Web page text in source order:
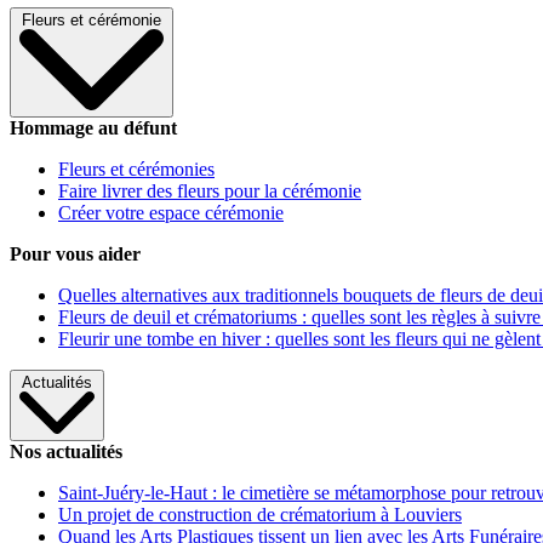
Fleurs et cérémonie
Hommage au défunt
Fleurs et cérémonies
Faire livrer des fleurs pour la cérémonie
Créer votre espace cérémonie
Pour vous aider
Quelles alternatives aux traditionnels bouquets de fleurs de
Fleurs de deuil et crématoriums : quelles sont les règles à
Fleurir une tombe en hiver : quelles sont les fleurs qui ne gèlent
Actualités
Nos actualités
Saint-Juéry-le-Haut : le cimetière se métamorphose pour
Un projet de construction de crématorium à Louviers
Quand les Arts Plastiques tissent un lien avec les Arts